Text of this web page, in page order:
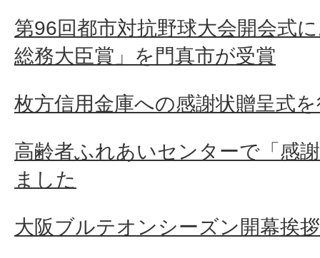
第96回都市対抗野球大会開会式
総務大臣賞」を門真市が受賞
枚方信用金庫への感謝状贈呈式
高齢者ふれあいセンターで「感
ました
大阪ブルテオンシーズン開幕挨拶